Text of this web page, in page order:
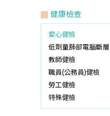
健康檢查
愛心健檢
低劑量肺部電腦斷層
教師健檢
職員(公務員)健檢
勞工健檢
特殊健檢